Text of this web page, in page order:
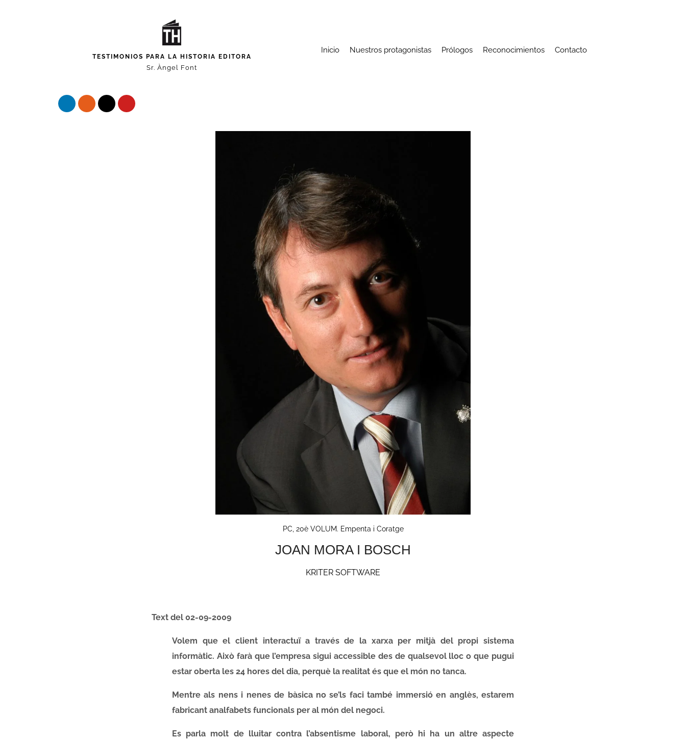
TESTIMONIOS PARA LA HISTORIA EDITORA
Sr. Àngel Font
Inicio Nuestros protagonistas Prólogos Reconocimientos Contacto
PC, 20è VOLUM. Empenta i Coratge
JOAN MORA I BOSCH
KRITER SOFTWARE
Text del 02-09-2009
Volem que el client interactuï a través de la xarxa per mitjà del propi sistema
informàtic. Això farà que l’empresa sigui accessible des de qualsevol lloc o que pugui
estar oberta les 24 hores del dia, perquè la realitat és que el món no tanca.
Mentre als nens i nenes de bàsica no se’ls faci també immersió en anglès, estarem
fabricant analfabets funcionals per al món del negoci.
Es parla molt de lluitar contra l’absentisme laboral, però hi ha un altre aspecte